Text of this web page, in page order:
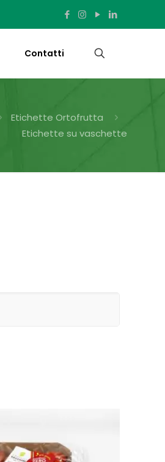
Contatti
Etichette Ortofrutta
Etichette su vaschette